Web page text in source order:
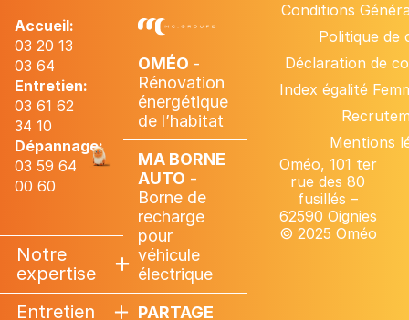
Accueil:
03 20 13
03 64
Entretien:
03 61 62
34 10
Dépannage:
03 59 64
00 60
Notre
expertise
Entretien
OMÉO -
Rénovation
énergétique
de l’habitat
MA BORNE
AUTO -
Borne de
recharge
pour
véhicule
électrique
PARTAGE
Conditions
Politique de
Déclaration de
Index égalité
Mentions
Oméo, 101 ter
rue des 80
fusillés –
62590 Oignies
© 2025 Oméo